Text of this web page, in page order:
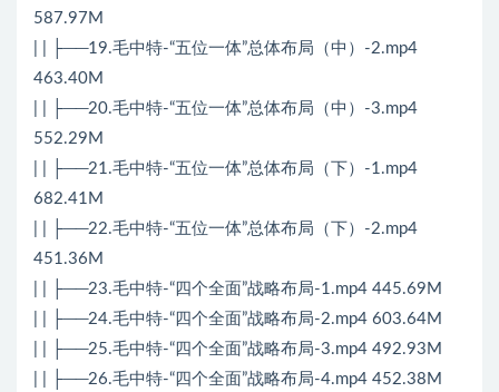
587.97M
| | ├──19.毛中特-“五位一体”总体布局（中）-2.mp4
463.40M
| | ├──20.毛中特-“五位一体”总体布局（中）-3.mp4
552.29M
| | ├──21.毛中特-“五位一体”总体布局（下）-1.mp4
682.41M
| | ├──22.毛中特-“五位一体”总体布局（下）-2.mp4
451.36M
| | ├──23.毛中特-“四个全面”战略布局-1.mp4 445.69M
| | ├──24.毛中特-“四个全面”战略布局-2.mp4 603.64M
| | ├──25.毛中特-“四个全面”战略布局-3.mp4 492.93M
| | ├──26.毛中特-“四个全面”战略布局-4.mp4 452.38M